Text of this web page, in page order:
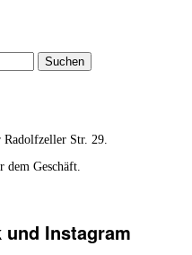
Str. 29.
dem Geschäft.
und Instagram